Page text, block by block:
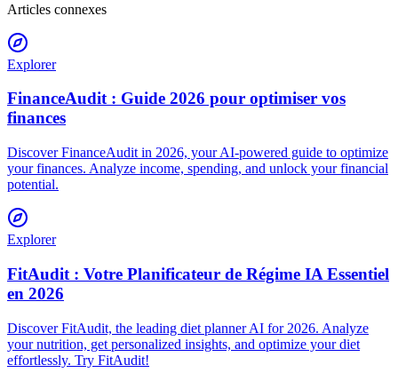
Articles connexes
Explorer
FinanceAudit : Guide 2026 pour optimiser vos
finances
Discover FinanceAudit in 2026, your AI-powered guide to optimize
your finances. Analyze income, spending, and unlock your financial
potential.
Explorer
FitAudit : Votre Planificateur de Régime IA Essentiel
en 2026
Discover FitAudit, the leading diet planner AI for 2026. Analyze
your nutrition, get personalized insights, and optimize your diet
effortlessly. Try FitAudit!